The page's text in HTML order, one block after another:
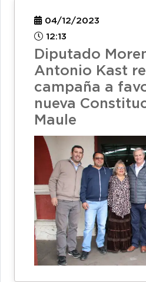
04/12/2023
12:13
Diputado
Antonio Kast
campaña a
nueva
Maule